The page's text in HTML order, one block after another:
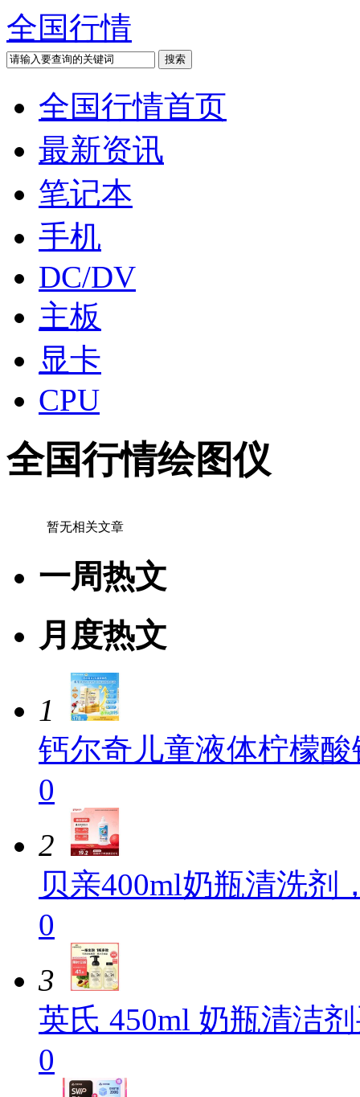
全国行情
全国行情首页
最新资讯
笔记本
手机
DC/DV
主板
显卡
CPU
全国行情绘图仪
暂无相关文章
一周热文
月度热文
1
钙尔奇儿童液体柠檬
0
2
贝亲400ml奶瓶清洗剂
0
3
英氏 450ml 奶瓶清洁
0